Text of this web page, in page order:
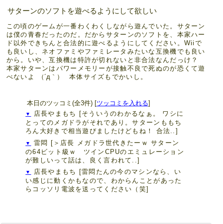
サターンのソフトを遊べるようにして欲しい
この頃のゲームが一番わくわくしながら遊んでいた。サターン
は僕の青春だったのだ。だからサターンのソフトを、本家ハー
ド以外できちんと合法的に遊べるようにしてください。Wiiで
も良いし、ネオファミやファミレータみたいな互換機でも良い
から。いや、互換機は特許が切れないと非合法なんだっけ？
本家サターンはパワーメモリーが接触不良で死ぬのが恐くて遊
べないよ
（´д｀） 本体サイズもでかいし。
本日のツッコミ(全3件) [ツッコミを入れる]
▼ 店長やまもち
[そういうのわかるなぁ。 ワシに
とってのメガドラがそれであり。サターンももち
ろん大好きで相当遊びましたけどもね！ 合法..]
▼ 雷悶 [＞店長 メガドラ世代きたーｗ サターン
の64ビット級ｗ ツインCPUのエミュレーション
が難しいって話は、良く言われて..]
▼ 店長やまもち
[雷悶たんの今のマシンなら、い
い感じに動くかもなので、わからんことがあった
らコッソリ電波を送ってください（笑]